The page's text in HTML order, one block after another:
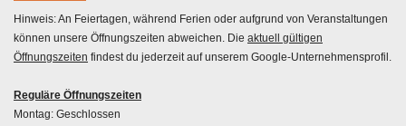
Hinweis: An Feiertagen, während Ferien oder aufgrund von Veranstaltungen
können unsere Öffnungszeiten abweichen. Die aktuell gültigen
Öffnungszeiten findest du jederzeit auf unserem Google-Unternehmensprofil.
Reguläre Öffnungszeiten
Montag: Geschlossen